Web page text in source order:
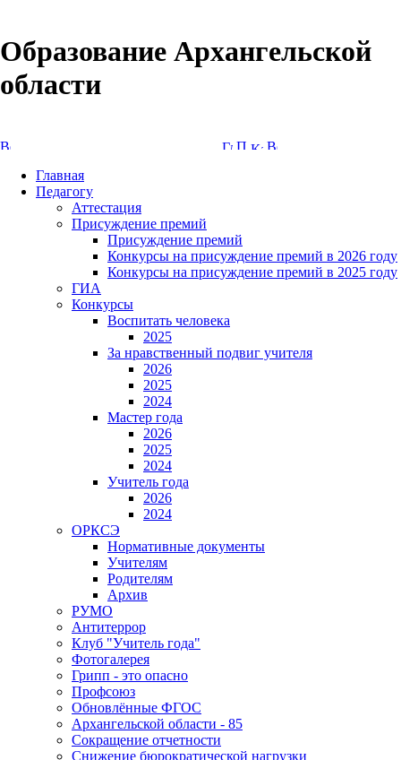
Образование Архангельской
области
Главная
Педагогу
Аттестация
Присуждение премий
Присуждение премий
Конкурсы на присуждение премий в 2026 году
Конкурсы на присуждение премий в 2025 году
ГИА
Конкурсы
Воспитать человека
2025
За нравственный подвиг учителя
2026
2025
2024
Мастер года
2026
2025
2024
Учитель года
2026
2024
ОРКСЭ
Нормативные документы
Учителям
Родителям
Архив
РУМО
Антитеррор
Клуб "Учитель года"
Фотогалерея
Грипп - это опасно
Профсоюз
Обновлённые ФГОС
Архангельской области - 85
Сокращение отчетности
Снижение бюрократической нагрузки